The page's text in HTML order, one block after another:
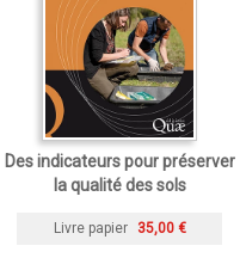
Des indicateurs pour préserver
la qualité des sols
Livre papier 35,00 €